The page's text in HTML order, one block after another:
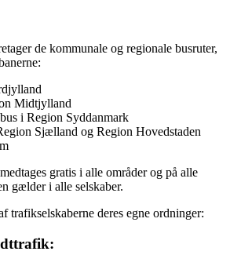
de kommunale og regionale busruter,
Midtjylland
i Region Syddanmark
Sjælland og Region Hovedstaden
gratis i alle områder og på alle
gælder i alle selskaber.
trafikselskaberne deres egne ordninger: